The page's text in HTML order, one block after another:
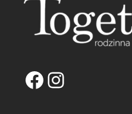
Facebook
Instagram